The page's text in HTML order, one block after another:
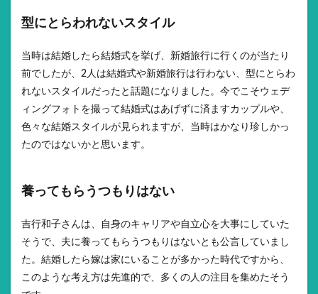
型にとらわれないスタイル
当時は結婚したら結婚式を挙げ、新婚旅行に行くのが当たり
前でしたが、2人は結婚式や新婚旅行は行わない、型にとらわ
れないスタイルだったと話題になりました。今でこそウェデ
ィングフォトを撮って結婚式はあげずに済ますカップルや、
色々な結婚スタイルが見られますが、当時はかなり珍しかっ
たのではないかと思います。
養ってもらうつもりはない
吉行和子さんは、自身のキャリアや自立心を大事にしていた
そうで、夫に養ってもらうつもりはないとも公言していまし
た。結婚したら嫁は家にいることが多かった時代ですから、
このような考え方は先進的で、多くの人の注目を集めたそう